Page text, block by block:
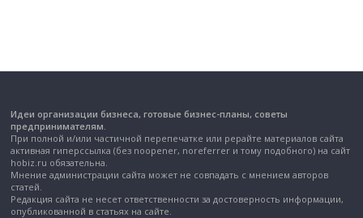
Идеи организации бизнеса, готовые бизнес-планы, советы
предпринимателям.
При полной и/или частичной перепечатке или рерайте материалов сайта
активная гиперссылка (без noopener, noreferrer и тому подобного) на сайт
hobiz.ru обязательна.
Мнение администрации сайта может не совпадать с мнением авторов
статей.
Редакция сайта не несет ответственности за достоверность информации,
опубликованной в статьях на сайте.